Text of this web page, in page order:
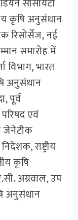
सोसायटी
कृषि अनुसंधान
रिसोर्सेज, नई
समारोह में
विभाग, भारत
अनुसंधान
पूर्व
एवं
जेनेटीक
राष्ट्रीय
कृषि
अग्रवाल, उप
अनुसंधान